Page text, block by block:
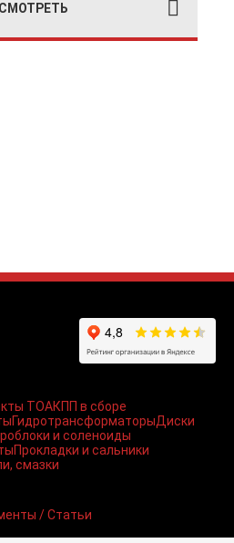
ТОАКПП в сборе
ГидротрансформаторыДиски
и соленоиды
Прокладки и сальники
смазки
/ Статьи